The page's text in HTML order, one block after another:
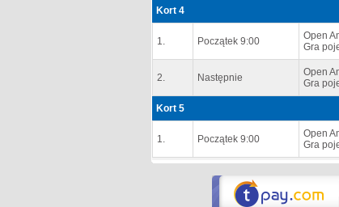
Kort 4
1. Początek 9:00
Open
Gra
2. Następnie
Open
Gra
Kort 5
1. Początek 9:00
Open
Gra